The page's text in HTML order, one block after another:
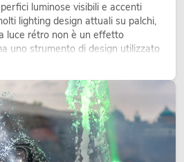
luminose visibili e accenti
lighting design attuali su palchi,
luce rétro non è un effetto
uno strumento di design utilizzato
atmosfera, dona carattere alle